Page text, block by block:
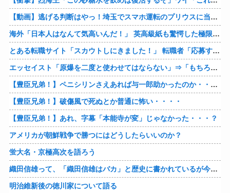
【動画】逃げる判断はやっ！埼玉でスマホ運転のプリウスに当て逃げされる車載。
海外「日本人はなんて気高いんだ！」 英高級紙も驚愕した極限の中の日本人の姿に世界が衝撃
とある転職サイト「スカウトしにきました！」 転職者「応募するわ！」 → 結果ｗｗｗｗｗ
エッセイスト「原爆を二度と使わせてはならない」⇒「もちろん中国の核も非難する？」⇒「中国の核は綺麗な核！」
【豊臣兄弟！】ペニシリンさえあれば与一郎助かったのか・・・？
【豊臣兄弟！】破傷風で死ぬとか普通に怖い・・・・
【豊臣兄弟！】あれ、字幕「本能寺が変」じゃなかった・・・？
アメリカが朝鮮戦争で勝つにはどうしたらいいのか？
蛍大名・京極高次を語ろう
織田信雄って、「織田信雄はバカ」と歴史に書かれているが今まで家が残っているんでバカではないよな？
明治維新後の徳川家について語る